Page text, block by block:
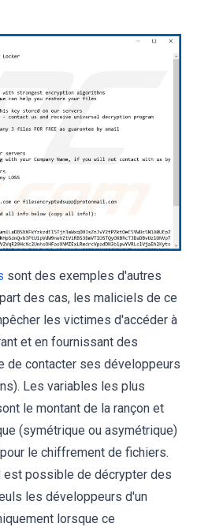
sont des exemples d'autres
des cas, les maliciels de ce
les victimes d'accéder à
et en fournissant des
de contacter ses développeurs
Les variables les plus
le montant de la rançon et
(symétrique ou asymétrique)
le chiffrement de fichiers.
est possible de décrypter des
les développeurs d'un
lorsque ce